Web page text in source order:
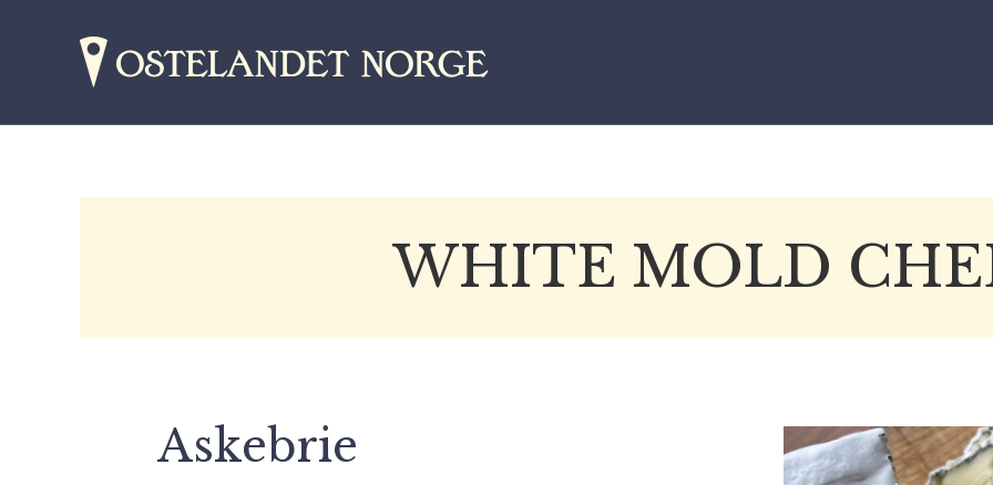
WHITE MOLD
Askebrie